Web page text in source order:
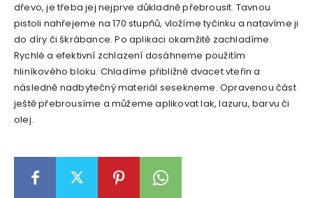
dřevo, je třeba jej nejprve důkladně přebrousit. Tavnou
pistoli nahřejeme na 170 stupňů, vložíme tyčinku a natavíme ji
do díry či škrábance. Po aplikaci okamžitě zachladíme.
Rychlé a efektivní zchlazení dosáhneme použitím
hliníkového bloku. Chladíme přibližně dvacet vteřin a
následně nadbytečný materiál sesekneme. Opravenou část
ještě přebrousíme a můžeme aplikovat lak, lazuru, barvu či
olej.